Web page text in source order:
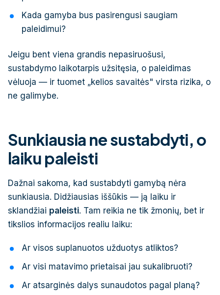
Kada gamyba bus pasirengusi saugiam
paleidimui?
Jeigu bent viena grandis nepasiruošusi,
sustabdymo laikotarpis užsitęsia, o paleidimas
vėluoja — ir tuomet „kelios savaitės" virsta rizika, o
ne galimybe.
Sunkiausia ne sustabdyti, o
laiku paleisti
Dažnai sakoma, kad sustabdyti gamybą nėra
sunkiausia. Didžiausias iššūkis — ją laiku ir
sklandžiai paleisti. Tam reikia ne tik žmonių, bet ir
tikslios informacijos realiu laiku:
Ar visos suplanuotos užduotys atliktos?
Ar visi matavimo prietaisai jau sukalibruoti?
Ar atsarginės dalys sunaudotos pagal planą?